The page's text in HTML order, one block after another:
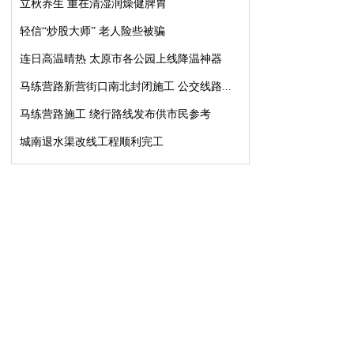
立秋养生 重在清湿润燥健脾胃
轻信“炒股大师” 老人险些被骗
连日高温晴热 太原市各公园上线降温神器
马练营路新营街口南北封闭施工 公交线路...
马练营路施工 绕行路线发布供市民参考
城南退水渠改线工程顺利完工